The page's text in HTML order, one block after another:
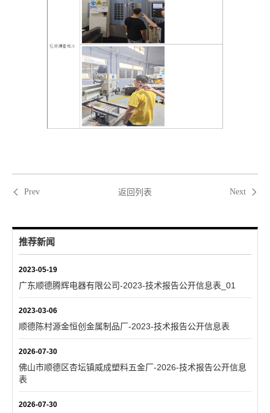
Prev 返回列表 Next
推荐新闻
2023-05-19
广东顺德腾辉电器有限公司-2023-技术报告公开信息表_01
2023-03-06
顺德陈村源金恒创金属制品厂-2023-技术报告公开信息表
2026-07-30
佛山市顺德区杏坛镇威成塑料五金厂-2026-技术报告公开信息
表
2026-07-30